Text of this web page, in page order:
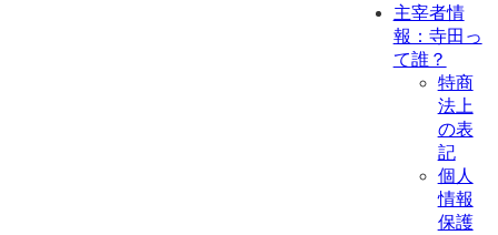
主宰者情
報：寺田っ
て誰？
特商
法上
の表
記
個人
情報
保護